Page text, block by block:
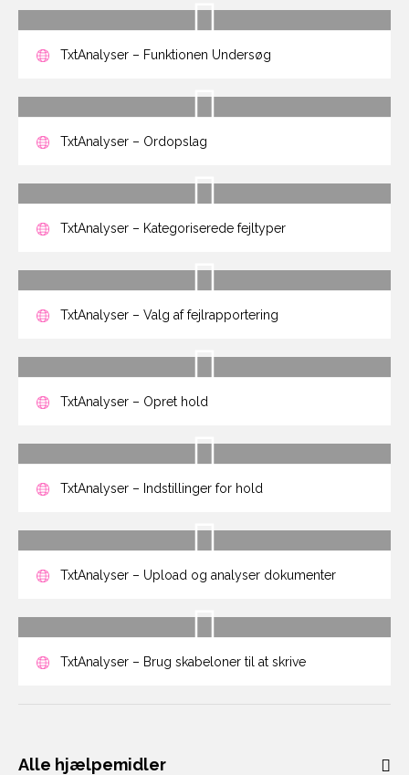
TxtAnalyser – Funktionen Undersøg
TxtAnalyser – Ordopslag
TxtAnalyser – Kategoriserede fejltyper
TxtAnalyser – Valg af fejlrapportering
TxtAnalyser – Opret hold
TxtAnalyser – Indstillinger for hold
TxtAnalyser – Upload og analyser dokumenter
TxtAnalyser – Brug skabeloner til at skrive
Alle hjælpemidler